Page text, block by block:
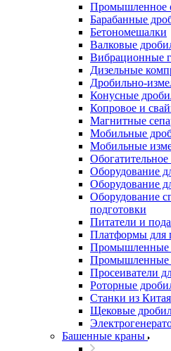
Промышленное
Барабанные
Бетономешалки
Валковые
Вибрационные
Дизельные
Дробильно-
Конусные
Копровое и
Магнитные
Мобильные
Мобильные
Оборудование
Оборудование
Оборудование
подготовки
Питатели и
Платформы для
Промышленные
Промышленные
Просеиватели
Роторные
Станки из Китая
Щековые
Башенные краны